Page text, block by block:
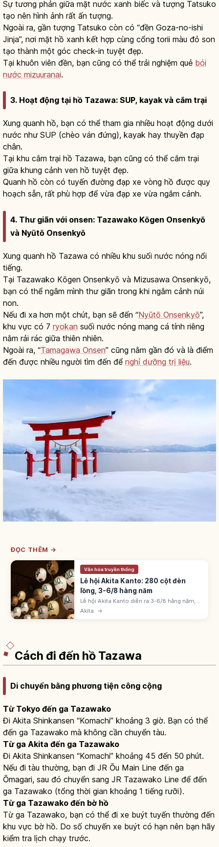
Sự tương phản giữa mặt nước xanh biếc và tượng Tatsuko
tạo nên hình ảnh rất ấn tượng.
Ngoài ra, gần tượng Tatsuko còn có “đền Goza-no-ishi
Jinja”, nơi mặt hồ xanh kết hợp cùng cổng torii màu đỏ son
tạo thành một góc check-in tuyệt đẹp.
Tại khuôn viên đền, bạn cũng có thể trải nghiệm quẻ bói
nước mizuuranai.
3. Hoạt động tại hồ Tazawa: SUP, kayak và cắm trại
Xung quanh hồ, bạn có thể tham gia nhiều hoạt động dưới
nước như SUP (chèo ván đứng), kayak hay thuyền đạp
chân.
Tại khu cắm trại hồ Tazawa, bạn cũng có thể cắm trại
giữa khung cảnh ven hồ tuyệt đẹp.
Quanh hồ còn có tuyến đường đạp xe vòng hồ được quy
hoạch sẵn, rất phù hợp để vừa đạp xe vừa ngắm cảnh.
4. Thư giãn với onsen: Tazawako Kōgen Onsenkyō
và Nyūtō Onsenkyō
Xung quanh hồ Tazawa có nhiều khu suối nước nóng nổi
tiếng.
Tại Tazawako Kōgen Onsenkyō và Mizusawa Onsenkyō,
bạn có thể ngâm mình thư giãn trong khi ngắm cảnh núi
non.
Nếu đi xa hơn một chút, bạn sẽ đến “Nyūtō Onsenkyō”,
khu vực có 7 ryokan suối nước nóng mang cá tính riêng
nằm rải rác giữa thiên nhiên.
Ngoài ra, “Tamagawa Onsen” cũng nằm gần đó và là điểm
đến được nhiều người tìm đến để nghỉ dưỡng trị liệu.
ĐỌC THÊM →
Văn hóa truyền thống
Lễ hội Akita Kanto: 280 cột đèn
lồng, 3-6/8 hàng năm
Lễ hội Akita Kanto diễn ra 3-6/8 hằng năm,
một trong Tam đại lễ hội Tohoku. Khoảng
Akita →
Cách đi đến hồ Tazawa
Di chuyển bằng phương tiện công cộng
Từ Tokyo đến ga Tazawako
Đi Akita Shinkansen “Komachi” khoảng 3 giờ. Bạn có thể
đến ga Tazawako mà không cần chuyển tàu.
Từ ga Akita đến ga Tazawako
Đi Akita Shinkansen “Komachi” khoảng 45 đến 50 phút.
Nếu đi tàu thường, bạn đi JR Ōu Main Line đến ga
Ōmagari, sau đó chuyển sang JR Tazawako Line để đến
ga Tazawako (tổng thời gian khoảng 1 tiếng rưỡi).
Từ ga Tazawako đến bờ hồ
Từ ga Tazawako, bạn có thể đi xe buýt tuyến thường đến
khu vực bờ hồ. Do số chuyến xe buýt có hạn nên bạn hãy
kiểm tra lịch chạy trước.